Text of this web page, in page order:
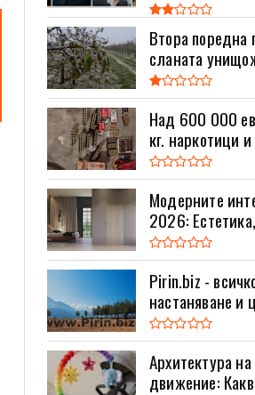
Втора поредна
сланата
Над 600 000
кг. наркотици
Модерните
2026:
Pirin.biz -
настаняване и
Архитектура
движение: